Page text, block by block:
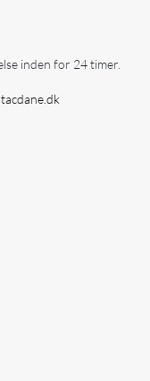
inden for 24 timer.